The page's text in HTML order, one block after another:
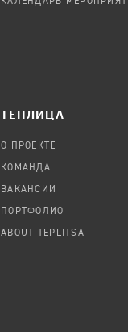
TЕПЛИЦА
О ПРОЕКТЕ
КОМАНДА
ВАКАНСИИ
ПОРТФОЛИО
ABOUT TEPLITSA